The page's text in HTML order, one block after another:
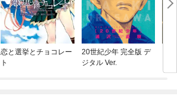
恋と選挙とチョコレー
ト
20世紀少年 完全版 デ
ジタル Ver.